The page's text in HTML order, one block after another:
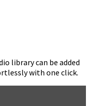
library can be added
with one click.